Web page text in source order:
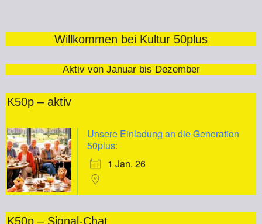
Willkommen bei Kultur 50plus
Aktiv von Januar bis Dezember
K50p – aktiv
Unsere Einladung an die Generation
50plus:
1 Jan. 26
K50p – Signal-Chat